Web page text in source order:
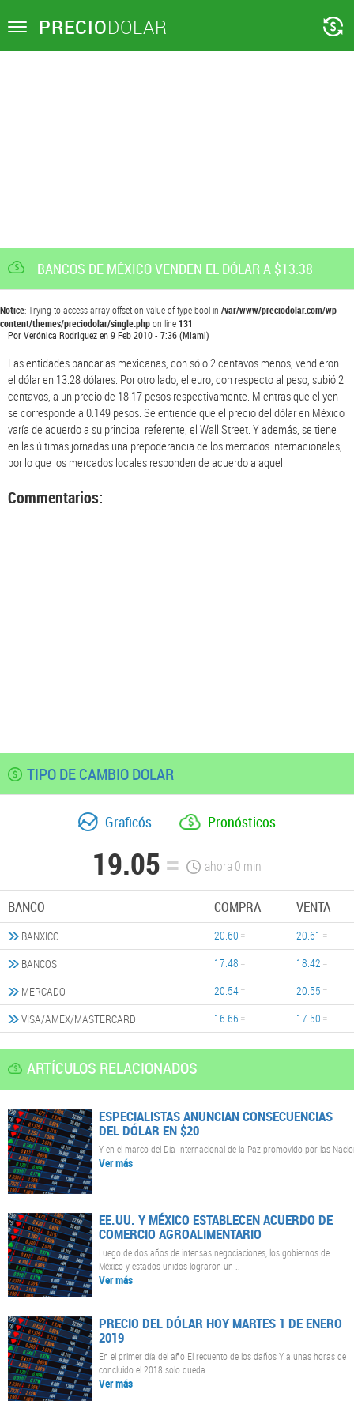
Toggle PRECIODOLAR
BANCOS DE MÉXICO VENDEN EL DÓLAR A $13.38
Notice: Trying to access array offset on value of type bool in /var/www/preciodolar.com/wp-
content/themes/preciodolar/single.phpon line131
PorVerónica Rodriguezen9 Feb 2010 - 7:36(Miami)
Las entidades bancarias mexicanas, con sólo 2 centavos menos, vendieron
el dólar en 13.28 dólares. Por otro lado, el euro, con respecto al peso, subió 2
centavos, a un precio de 18.17 pesos respectivamente. Mientras que el yen
se corresponde a 0.149 pesos. Se entiende que el precio del dólar en México
varía de acuerdo a su principal referente, el Wall Street. Y además, se tiene
en las últimas jornadas una prepoderancia de los mercados internacionales,
por lo que los mercados locales responden de acuerdo a aquel.
Commentarios:
TIPO DE CAMBIO DOLAR
Graficós Pronósticos
19.05 ahora0 min
BANCO COMPRA VENTA
BANXICO 20.60
20.61
BANCOS
17.48
18.42
MERCADO
20.54
20.55
VISA/AMEX/MASTERCARD
16.66 17.50
ARTÍCULOS RELACIONADOS
ESPECIALISTAS ANUNCIAN CONSECUENCIAS
DEL DÓLAR EN $20
Y en el marco del Día Internacional de la Paz promovido por las
Ver más
EE.UU. Y MÉXICO ESTABLECEN ACUERDO DE
COMERCIO AGROALIMENTARIO
Luego de dos años de intensas negociaciones, los gobiernos de
México y estados unidos lograron un ..
Ver más
PRECIO DEL DÓLAR HOY MARTES 1 DE ENERO
2019
En el primer día del año El recuento de los daños Y a unas horas de
concluido el 2018 solo queda ..
Ver más